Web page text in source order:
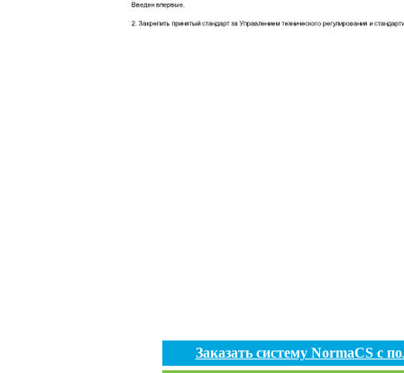
Заказать систему NormaCS с